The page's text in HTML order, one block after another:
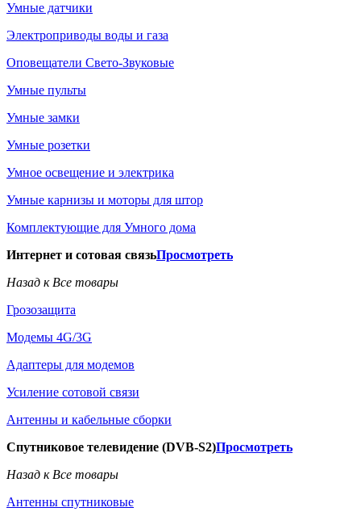
Умные датчики
Электроприводы воды и газа
Оповещатели Свето-Звуковые
Умные пульты
Умные замки
Умные розетки
Умное освещение и электрика
Умные карнизы и моторы для штор
Комплектующие для Умного дома
Интернет и сотовая связьПросмотреть
Назад к Все товары
Грозозащита
Модемы 4G/3G
Адаптеры для модемов
Усиление сотовой связи
Антенны и кабельные сборки
Спутниковое телевидение (DVB-S2)Просмотреть
Назад к Все товары
Антенны спутниковые